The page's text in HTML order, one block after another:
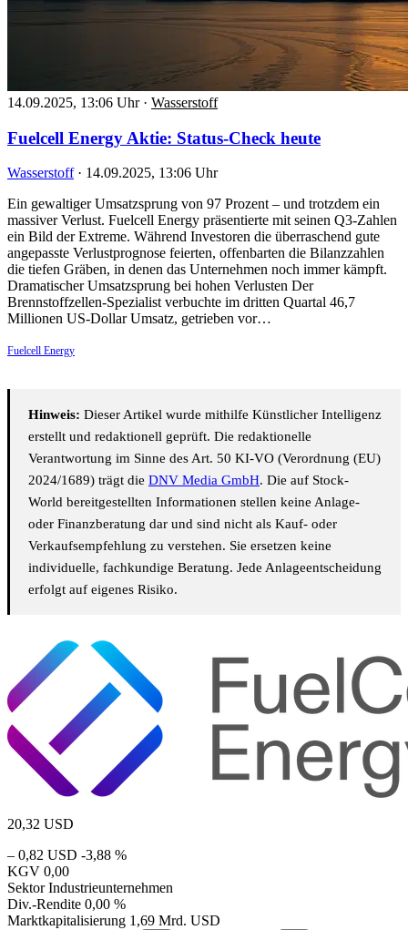
14.09.2025, 13:06 Uhr · Wasserstoff
Fuelcell Energy Aktie: Status-Check heute
Wasserstoff · 14.09.2025, 13:06 Uhr
Ein gewaltiger Umsatzsprung von 97 Prozent – und trotzdem ein
massiver Verlust. Fuelcell Energy präsentierte mit seinen Q3-Zahlen
ein Bild der Extreme. Während Investoren die überraschend gute
angepasste Verlustprognose feierten, offenbarten die Bilanzzahlen
die tiefen Gräben, in denen das Unternehmen noch immer kämpft.
Dramatischer Umsatzsprung bei hohen Verlusten Der
Brennstoffzellen-Spezialist verbuchte im dritten Quartal 46,7
Millionen US-Dollar Umsatz, getrieben vor…
Fuelcell Energy
Hinweis: Dieser Artikel wurde mithilfe Künstlicher Intelligenz
erstellt und redaktionell geprüft. Die redaktionelle
Verantwortung im Sinne des Art. 50 KI-VO (Verordnung (EU)
2024/1689) trägt die DNV Media GmbH. Die auf Stock-
World bereitgestellten Informationen stellen keine Anlage-
oder Finanzberatung dar und sind nicht als Kauf- oder
Verkaufsempfehlung zu verstehen. Sie ersetzen keine
individuelle, fachkundige Beratung. Jede Anlageentscheidung
erfolgt auf eigenes Risiko.
20,32 USD
– 0,82 USD -3,88 %
KGV 0,00
Sektor Industrieunternehmen
Div.-Rendite 0,00 %
Marktkapitalisierung 1,69 Mrd. USD